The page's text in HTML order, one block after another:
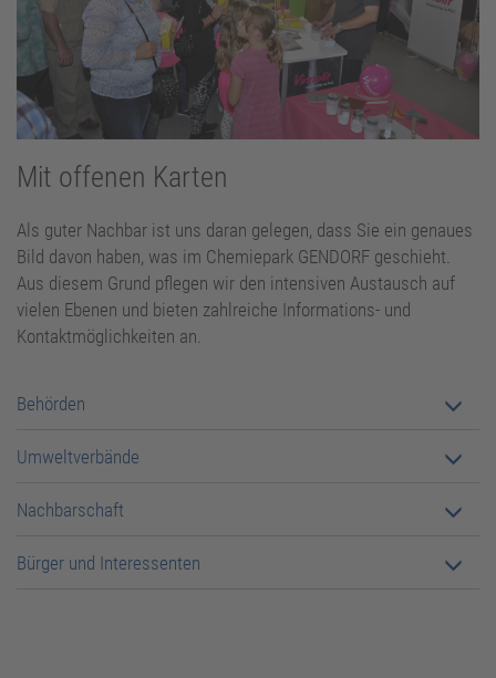
Mit offenen Karten
Als guter Nachbar ist uns daran gelegen, dass Sie ein genaues
Bild davon haben, was im Chemiepark GENDORF geschieht.
Aus diesem Grund pflegen wir den intensiven Austausch auf
vielen Ebenen und bieten zahlreiche Informations- und
Kontaktmöglichkeiten an.
Behörden
Umweltverbände
Nachbarschaft
Bürger und Interessenten